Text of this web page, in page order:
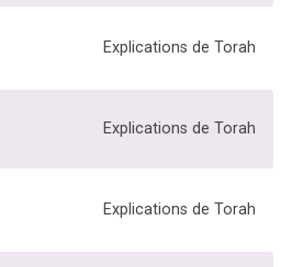
Explications de Torah
Explications de Torah
Explications de Torah